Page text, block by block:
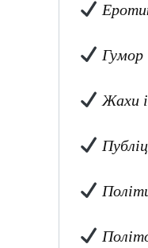
Гумор
Жахи